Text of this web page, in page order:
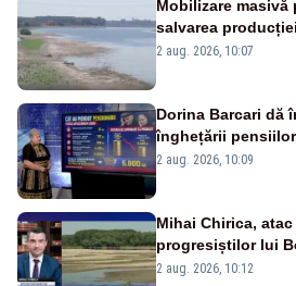
Mobilizare masivă
salvarea
va detona o
2 aug. 2026, 10:07
Dorina Barcari dă
înghețării
pierdute de fiecare
2 aug. 2026, 10:09
Mihai Chirica,
progresiștilor lui
protejăm și
2 aug. 2026, 10:12